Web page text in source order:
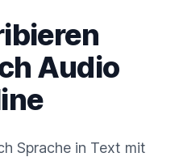
Audio
Sprache in Text mit